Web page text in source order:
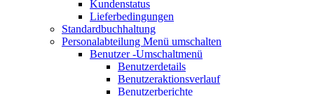
Kundenstatus
Lieferbedingungen
Standardbuchhaltung
Personalabteilung Menü umschalten
Benutzer-Umschaltmenü
Benutzerdetails
Benutzeraktionsverlauf
Benutzerberichte